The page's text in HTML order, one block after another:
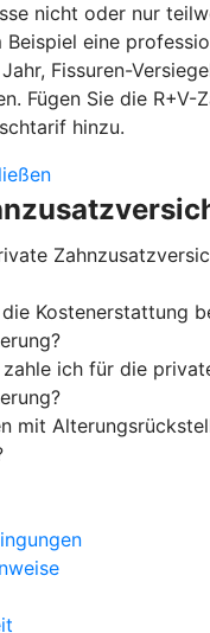
nicht oder nur
Beispiel eine
Fissuren-
Fügen Sie die R+V-
hinzu.
Kostenerstattung
ich für die
mit